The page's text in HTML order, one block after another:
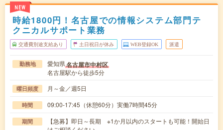
NEW
時給1800円！名古屋での情報システム部門テ
クニカルサポート業務
交通費別途支給あり 土日祝日が休み WEB登録OK 派遣
勤務地 愛知県名古屋市中村区
名古屋駅から徒歩5分
曜日頻度 月～金／週5日
時間 09:00-17:45（休憩60分）実働7時間45分
期間
【急募】即日～長期 ※1か月以内のスタートも可能！開始日